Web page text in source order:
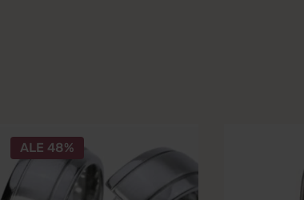
ALE 48%
tuotteella
useampi